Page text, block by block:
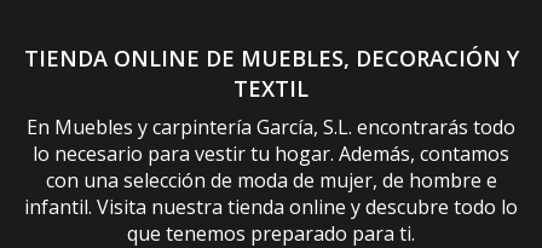
TIENDA ONLINE DE MUEBLES, DECORACIÓN Y
TEXTIL
En Muebles y carpintería García, S.L. encontrarás todo
lo necesario para vestir tu hogar. Además, contamos
con una selección de moda de mujer, de hombre e
infantil. Visita nuestra tienda online y descubre todo lo
que tenemos preparado para ti.